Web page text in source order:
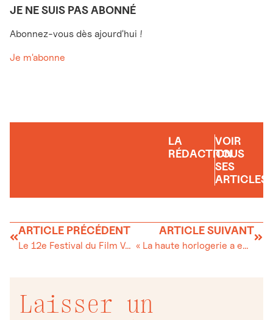
JE NE SUIS PAS ABONNÉ
Abonnez-vous dès ajourd'hui !
Je m'abonne
LA
RÉDACTION
VOIR
TOUS
SES
ARTICLES
ARTICLE PRÉCÉDENT
Le 12e Festival du Film Vert, en mars et avril dans toute la Suisse!
ARTICLE SUIVANT
« La haute horlogerie a encore de belles années devant elle ! »
Laisser un